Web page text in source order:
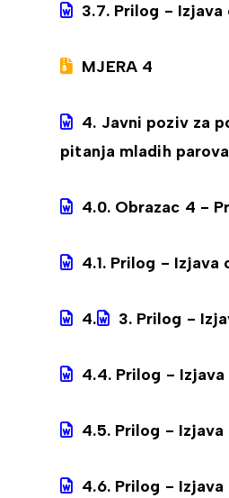
3.7. Prilog -
MJERA 4
4. Javni poziv za
pitanja mladih
4.0. Obrazac 4 -
4.1. Prilog -
4. 3. Prilog -
4.4. Prilog -
4.5. Prilog - Izjava
4.6. Prilog -